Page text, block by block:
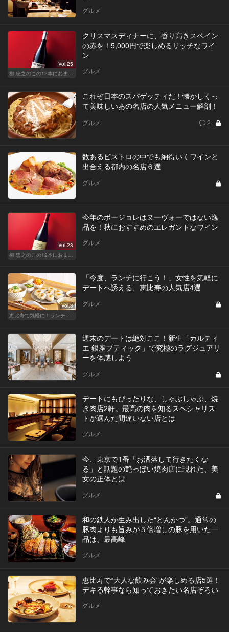
グルメ
Vol.25
柳 忠之のこの12本におまかせ
クリスマスディナーに、香り高きスペイン
の赤を！5,000円で楽しめるリッチなワイ
ン
グルメ
これぞ日本のスパゲッティだ！懐かしくっ
て美味しいあの名店の人気メニュー解剖！
グルメ 2
数あるビストロの中でも納得いくワインと
出合える都内の名店６選
グルメ
Vol.23
柳 忠之のこの12本におまかせ
今年のボージョレはヌーヴォーではない逸
品を！秋におすすめのエレガントなワイン
グルメ
Vol.3
「今度、ランチに行こう！」女性を気軽に
デートへ誘える、恵比寿の人気店4選
グルメ
週末のデートは絶対ここ！新生「カルティ
エ 銀座ブティック」で究極のラグジュアリ
ーを体感しよう
グルメ
デートにもぴったりな、しゃぶしゃぶ、焼
き肉店2軒。最高の肉を知るスペシャリス
トが選んだ間違いない店とは
グルメ
今、東京で1番「お洒落して行きたくな
る」と話題の艶っぽい焼肉店に現れた、美
女の正体とは
グルメ
和の鉄人が生み出した“とんかつ”。通常の
豚肉よりも旨みが５倍増しの豚を用いた一
品は、最高峰
グルメ
恵比寿で“大人な飲み会”が楽しめる店5選！
デキる幹事なら知っておきたい名店ぞろい
グルメ